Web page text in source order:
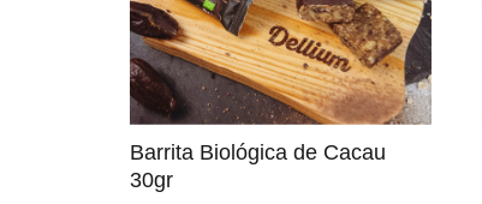
Barrita Biológica de Cacau
30gr